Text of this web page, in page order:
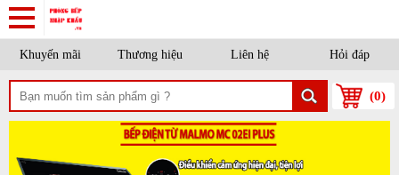
Khuyến mãi Thương hiệu Liên hệ Hỏi đáp
(0)